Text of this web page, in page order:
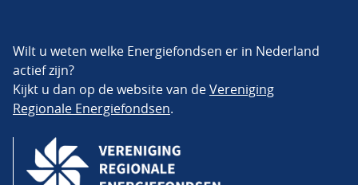
Wilt u weten welke Energiefondsen er in Nederland
actief zijn?
Kijkt u dan op de website van deVereniging
Regionale Energiefondsen.